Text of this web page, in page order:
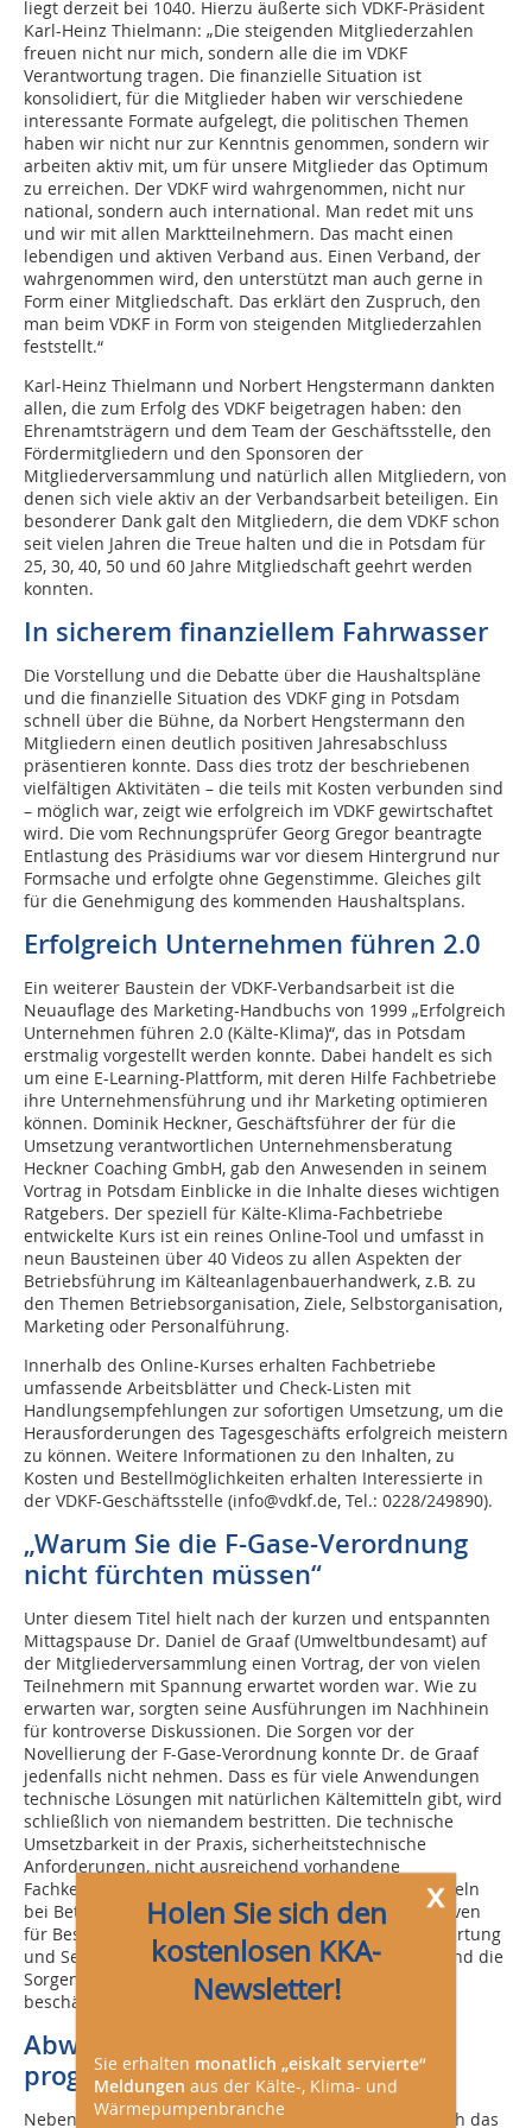
liegt derzeit bei 1040. Hierzu äußerte sich VDKF-Präsident
Karl-Heinz Thielmann: „Die steigenden Mitgliederzahlen
freuen nicht nur mich, sondern alle die im VDKF
Verantwortung tragen. Die finanzielle Situation ist
konsolidiert, für die Mitglieder haben wir verschiedene
interessante Formate aufgelegt, die politischen Themen
haben wir nicht nur zur Kenntnis genommen, sondern wir
arbeiten aktiv mit, um für unsere Mitglieder das Optimum
zu erreichen. Der VDKF wird wahrgenommen, nicht nur
national, sondern auch international. Man redet mit uns
und wir mit allen Marktteilnehmern. Das macht einen
lebendigen und aktiven Verband aus. Einen Verband, der
wahrgenommen wird, den unterstützt man auch gerne in
Form einer Mitgliedschaft. Das erklärt den Zuspruch, den
man beim VDKF in Form von steigenden Mitgliederzahlen
feststellt.“
Karl-Heinz Thielmann und Norbert Hengstermann dankten
allen, die zum Erfolg des VDKF beigetragen haben: den
Ehrenamtsträgern und dem Team der Geschäftsstelle, den
Fördermitgliedern und den Sponsoren der
Mitgliederversammlung und natürlich allen Mitgliedern, von
denen sich viele aktiv an der Verbandsarbeit beteiligen. Ein
besonderer Dank galt den Mitgliedern, die dem VDKF schon
seit vielen Jahren die Treue halten und die in Potsdam für
25, 30, 40, 50 und 60 Jahre Mitgliedschaft geehrt werden
konnten.
In sicherem finanziellem Fahrwasser
Die Vorstellung und die Debatte über die Haushaltspläne
und die finanzielle Situation des VDKF ging in Potsdam
schnell über die Bühne, da Norbert Hengstermann den
Mitgliedern einen deutlich positiven Jahresabschluss
präsentieren konnte. Dass dies trotz der beschriebenen
vielfältigen Aktivitäten – die teils mit Kosten verbunden sind
– möglich war, zeigt wie erfolgreich im VDKF gewirtschaftet
wird. Die vom Rechnungsprüfer Georg Gregor beantragte
Entlastung des Präsidiums war vor diesem Hintergrund nur
Formsache und erfolgte ohne Gegenstimme. Gleiches gilt
für die Genehmigung des kommenden Haushaltsplans.
Erfolgreich Unternehmen führen 2.0
Ein weiterer Baustein der VDKF-Verbandsarbeit ist die
Neuauflage des Marketing-Handbuchs von 1999 „Erfolgreich
Unternehmen führen 2.0 (Kälte-Klima)“, das in Potsdam
erstmalig vorgestellt werden konnte. Dabei handelt es sich
um eine E-Learning-Plattform, mit deren Hilfe Fachbetriebe
ihre Unternehmensführung und ihr Marketing optimieren
können. Dominik Heckner, Geschäftsführer der für die
Umsetzung verantwortlichen Unternehmensberatung
Heckner Coaching GmbH, gab den Anwesenden in seinem
Vortrag in Potsdam Einblicke in die Inhalte dieses wichtigen
Ratgebers. Der speziell für Kälte-Klima-Fachbetriebe
entwickelte Kurs ist ein reines Online-Tool und umfasst in
neun Bausteinen über 40 Videos zu allen Aspekten der
Betriebsführung im Kälteanlagenbauerhandwerk, z.B. zu
den Themen Betriebsorganisation, Ziele, Selbstorganisation,
Marketing oder Personalführung.
Innerhalb des Online-Kurses erhalten Fachbetriebe
umfassende Arbeitsblätter und Check-Listen mit
Handlungsempfehlungen zur sofortigen Umsetzung, um die
Herausforderungen des Tagesgeschäfts erfolgreich meistern
zu können. Weitere Informationen zu den Inhalten, zu
Kosten und Bestellmöglichkeiten erhalten Interessierte in
der VDKF-Geschäftsstelle (info@vdkf.de, Tel.: 0228/249890).
„Warum Sie die F-Gase-Verordnung
nicht fürchten müssen“
Unter diesem Titel hielt nach der kurzen und entspannten
Mittagspause Dr. Daniel de Graaf (Umweltbundesamt) auf
der Mitgliederversammlung einen Vortrag, der von vielen
Teilnehmern mit Spannung erwartet worden war. Wie zu
erwarten war, sorgten seine Ausführungen im Nachhinein
für kontroverse Diskussionen. Die Sorgen vor der
Novellierung der F-Gase-Verordnung konnte Dr. de Graaf
jedenfalls nicht nehmen. Dass es für viele Anwendungen
technische Lösungen mit natürlichen Kältemitteln gibt, wird
schließlich von niemandem bestritten. Die technische
Umsetzbarkeit in der Praxis, sicherheitstechnische
Anforderungen, nicht ausreichend vorhandene
Fachkenntnis beim Umgang mit brennbaren Kältemitteln
bei Betreibern und manchen Fachbetrieben, Alternativen
für Bestandsanlagen und die Sicherstellung deren Wartung
und Service bei geringeren Kältemittelquoten – das sind die
Sorgen, mit denen sich die Kälte-Klima-Fachbetriebe
beschäftigen.
Abwechslungsreiches Rahmen­
programm
Neben den fachlichen Inhalten wurde in Potsdam auch das
x
Holen Sie sich den
kostenlosen KKA-
Newsletter!
Sie erhalten monatlich „eiskalt servierte“
Meldungen aus der Kälte-, Klima- und
Wärmepumpenbranche